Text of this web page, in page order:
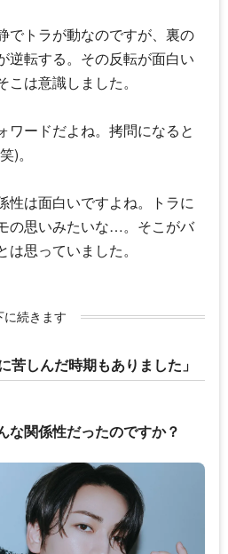
でトラが動なのですが、裏の
逆転する。その反転が面白い
は意識しました。
ワードだよね。拷問になると
)。
性は面白いですよね。トラに
の思いみたいな…。そこがバ
思っていました。
に続きます
苦しんだ時期もありました」
関係性だったのですか？